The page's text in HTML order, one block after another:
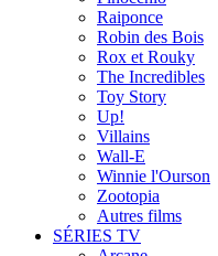
Raiponce
Robin des Bois
Rox et Rouky
The Incredibles
Toy Story
Up!
Villains
Wall-E
Winnie l'Ourson
Zootopia
Autres films
SÉRIES TV